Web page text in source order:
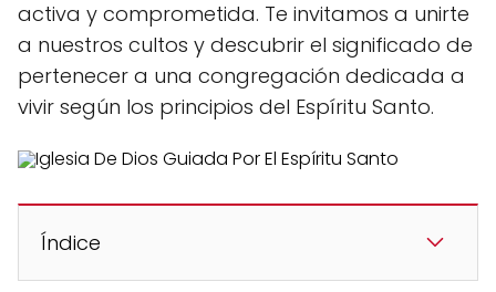
activa y comprometida. Te invitamos a unirte
a nuestros cultos y descubrir el significado de
pertenecer a una congregación dedicada a
vivir según los principios del Espíritu Santo.
Índice